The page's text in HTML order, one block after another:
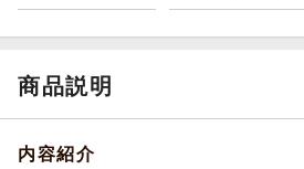
商品説明
内容紹介